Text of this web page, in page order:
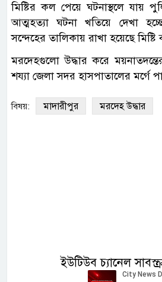
মিষ্টির কল পেয়ে ঘটনাস্থলে যায়
আত্মহত্যা ঘটনা খতিয়ে দেখা
সন্দেহের তালিকায় রাখা হয়েছে মিষ্টি
মরদেহগুলো উদ্ধার করে
শয্যা জেলা সদর হাসপাতালের মর্গে
বিষয়: মাদারীপুর মরদেহ উদ্ধার
ইউটিউব চ্যানেল